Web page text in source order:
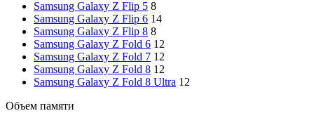
Samsung Galaxy Z Flip 5 8
Samsung Galaxy Z Flip 6 14
Samsung Galaxy Z Flip 8 8
Samsung Galaxy Z Fold 6 12
Samsung Galaxy Z Fold 7 12
Samsung Galaxy Z Fold 8 12
Samsung Galaxy Z Fold 8 Ultra 12
Объем памяти